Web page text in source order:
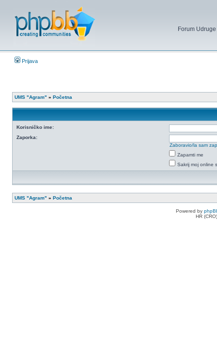
Forum
Prijava
UMS "Agram" » Početna
Korisničko ime:
Zaporka:
Zaboravio/la sam
Zapamti me
Sakrij moj online
UMS "Agram" » Početna
Powered by
HR